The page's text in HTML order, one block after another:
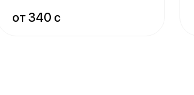
от 340 c